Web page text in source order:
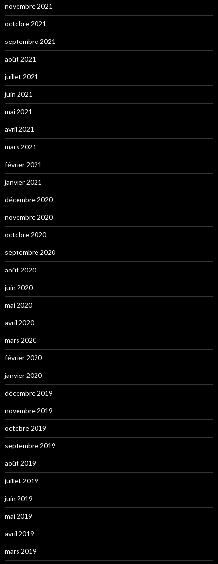
novembre 2021
octobre 2021
septembre 2021
août 2021
juillet 2021
juin 2021
mai 2021
avril 2021
mars 2021
février 2021
janvier 2021
décembre 2020
novembre 2020
octobre 2020
septembre 2020
août 2020
juin 2020
mai 2020
avril 2020
mars 2020
février 2020
janvier 2020
décembre 2019
novembre 2019
octobre 2019
septembre 2019
août 2019
juillet 2019
juin 2019
mai 2019
avril 2019
mars 2019